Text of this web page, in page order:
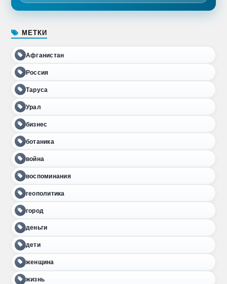
МЕТКИ
Афганистан
Россия
Таруса
Урал
бизнес
ботаника
война
воспоминания
геополитика
город
деньги
дети
женщина
жизнь